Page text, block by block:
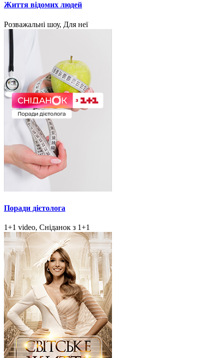
Життя відомих людей
Розважальні шоу, Для неї
Поради дієтолога
1+1 video, Сніданок з 1+1